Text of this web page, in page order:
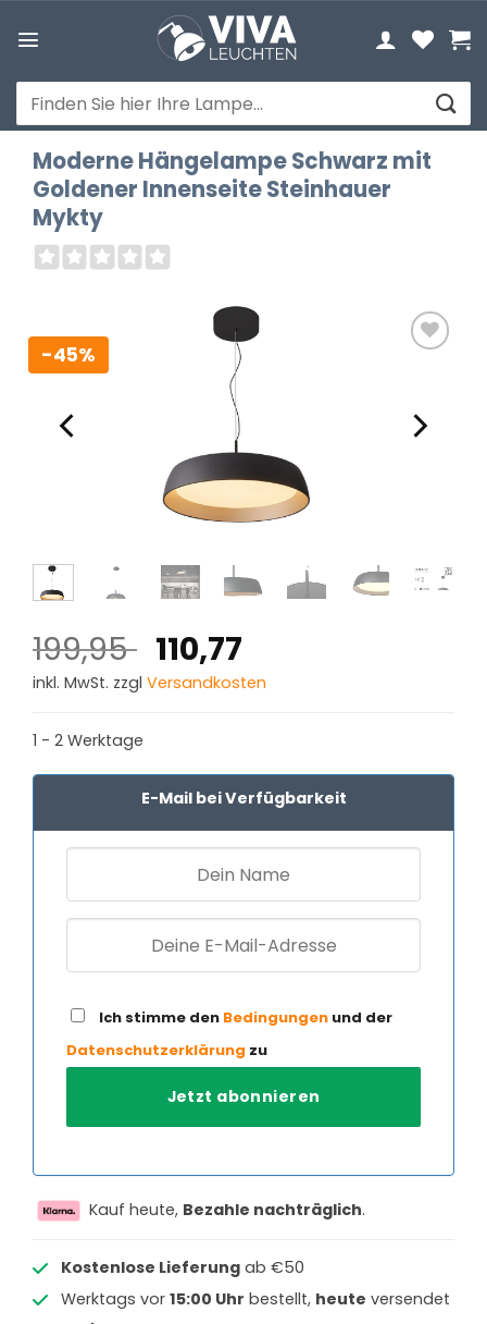
Inhalt
Suchen
nach:
Moderne Hängelampe Schwarz mit
Goldener Innenseite Steinhauer
Mykty
-45%
199,95 Ursprünglicher
Preis
110,77
Preis
inkl. MwSt. zzgl Versandkosten
1 - 2 Werktage
E-Mail bei Verfügbarkeit
Ich stimme den Bedingungen und der
Datenschutzerklärung zu
Kauf heute, Bezahle nachträglich.
Kostenlose Lieferungab €50
Werktags vor 15:00 Uhr bestellt, heute versendet